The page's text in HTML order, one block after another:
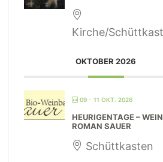
Kirche/
OKTOBER 2026
09 - 11 OKT. 2026
HEURIGENTAGE –
ROMAN SAUER
Schüttkasten